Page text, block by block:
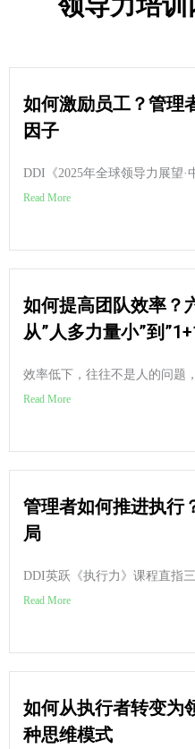
如何激励员工？管理
因子
DDI《2025年全球领导力展望·
Read More
如何提高团队效率？
从”人多力量小”到
效率低下，往往不是人的问题
Read More
管理者如何推进执行
局
DDI英跃《执行力》课程直指
Read More
如何从执行者转变为
种思维模式